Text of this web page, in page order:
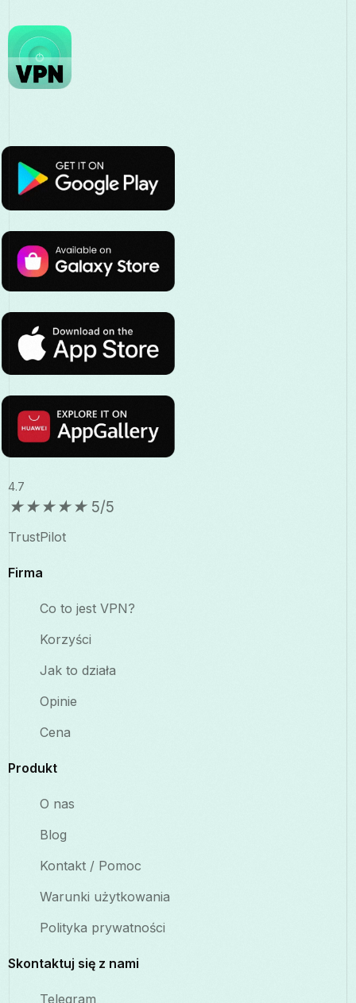
4.7
★★★★★ 5/5
TrustPilot
Firma
Co to jest VPN?
Korzyści
Jak to działa
Opinie
Cena
Produkt
O nas
Blog
Kontakt / Pomoc
Warunki użytkowania
Polityka prywatności
Skontaktuj się z nami
Telegram